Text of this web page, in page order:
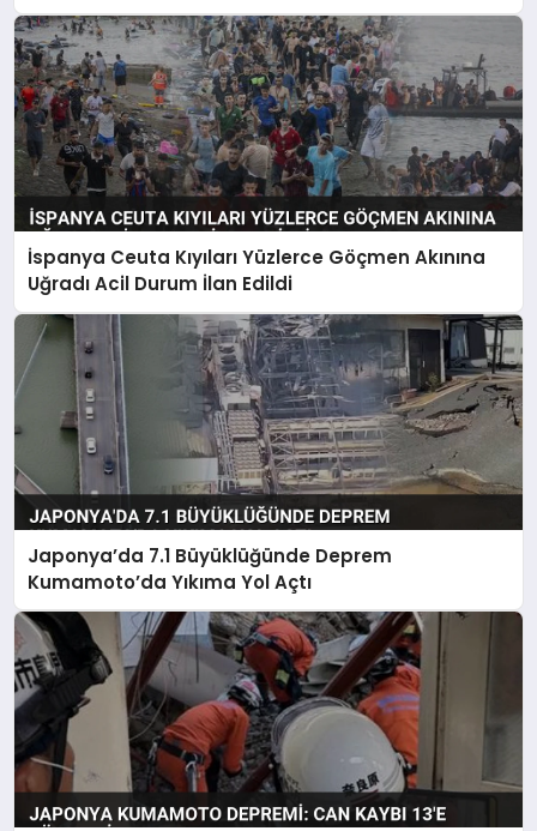
İspanya Ceuta Kıyıları Yüzlerce Göçmen Akınına
Uğradı Acil Durum İlan Edildi
Japonya’da 7.1 Büyüklüğünde Deprem
Kumamoto’da Yıkıma Yol Açtı